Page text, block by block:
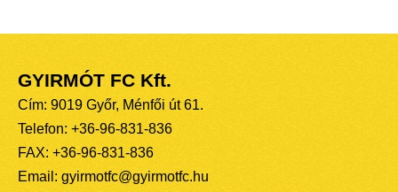
GYIRMÓT FC Kft.
Cím: 9019 Győr, Ménfői út 61.
Telefon: +36-96-831-836
FAX: +36-96-831-836
Email: gyirmotfc@gyirmotfc.hu